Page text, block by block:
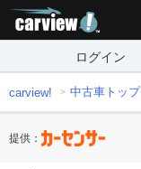
ログイン
carview! 中古車トップ
提供：